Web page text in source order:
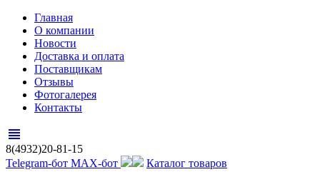
Главная
О компании
Новости
Доставка и оплата
Поставщикам
Отзывы
Фотогалерея
Контакты
view_headline
8(4932)20-81-15
Telegram-бот MAX-бот
Каталог товаров